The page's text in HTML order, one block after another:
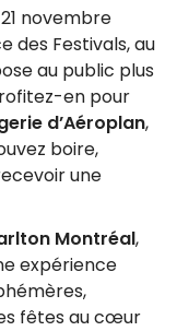
novembre
des Festivals, au
au public plus
en pour
d’Aéroplan,
boire,
une
Montréal,
expérience
fêtes au cœur